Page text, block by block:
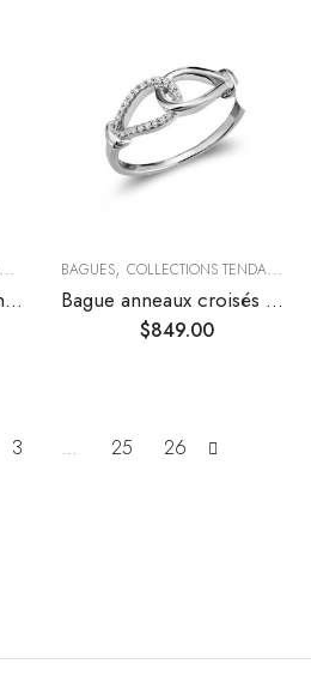
TENDANCES
Bague « Infini » en diamants
BAGUES, COLLECTIONS TENDANCES
Bague anneaux croisés en or et pavage diamants
$849.00
3 … 25 26